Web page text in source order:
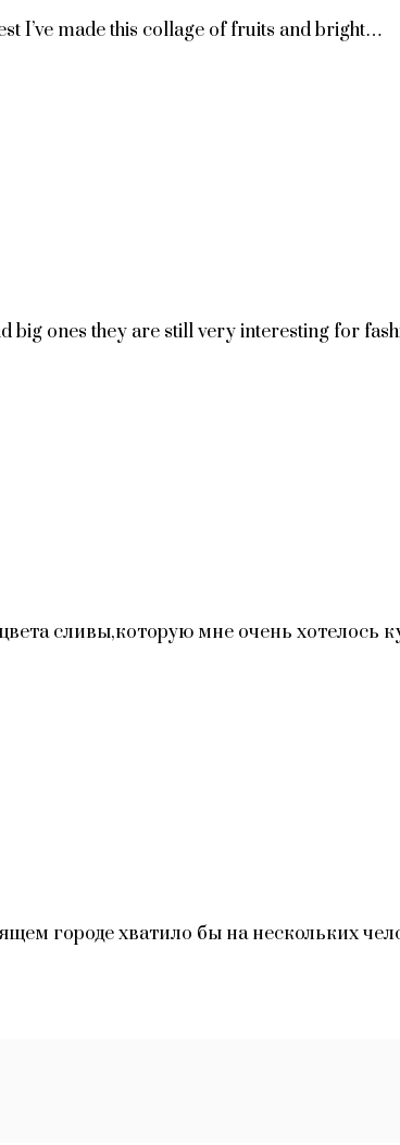
I’ve made this collage of fruits and bright…
big ones they are still very interesting for
сливы,которую мне очень хотелось
городе хватило бы на нескольких